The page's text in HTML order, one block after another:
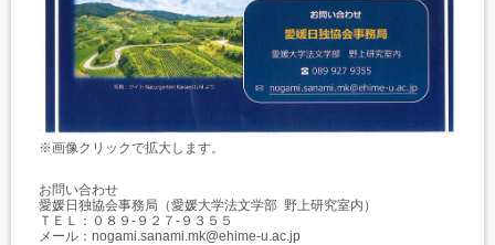
※画像クリックで拡大します。
お問い合わせ
愛媛日独協会事務局（愛媛大学法文学部 野上研究室内）
ＴＥＬ：０８９-９２７-９３５５
メール：nogami.sanami.mk@ehime-u.ac.jp